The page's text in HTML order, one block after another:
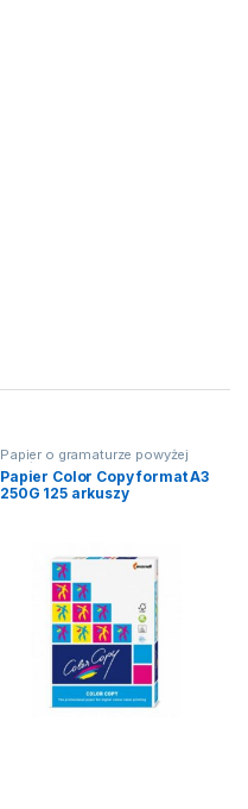
Papier o gramaturze powyżej
90g/m2
Papier Color Copy format A3
250G 125 arkuszy